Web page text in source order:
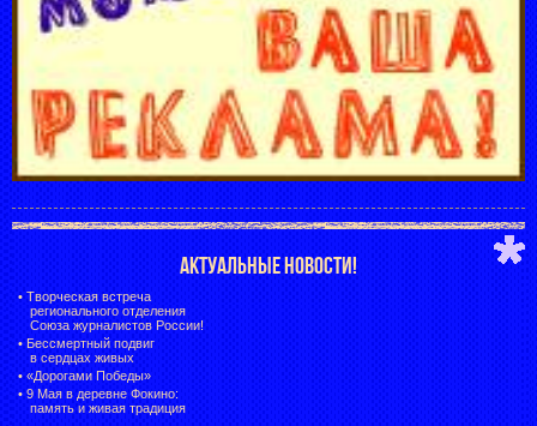
АКТУАЛЬНЫЕ НОВОСТИ!
• Творческая встреча
регионального отделения
Союза журналистов России!
• Бессмертный подвиг
в сердцах живых
• «Дорогами Победы»
• 9 Мая в деревне Фокино:
память и живая традиция